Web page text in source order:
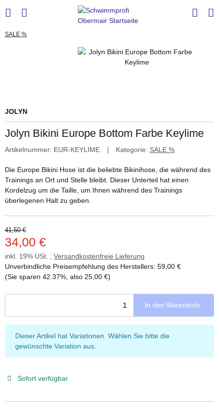
SALE %
JOLYN
Jolyn Bikini Europe Bottom Farbe Keylime
Artikelnummer: EUR-KEYLIME Kategorie: SALE %
Die Europe Bikini Hose ist die beliebte Bikinihose, die während des
Trainings an Ort und Stelle bleibt. Dieser Unterteil hat einen
Kordelzug um die Taille, um Ihnen während des Trainings
überlegenen Halt zu geben.
41,50 €
34,00 €
inkl. 19% USt. , Versandkostenfreie Lieferung
Unverbindliche Preisempfehlung des Herstellers: 59,00 €
(Sie sparen 42.37% , also 25,00 €)
In den Warenkorb
x
Dieser Artikel hat Variationen. Wählen Sie bitte die
gewünschte Variation aus.
Sofort verfügbar